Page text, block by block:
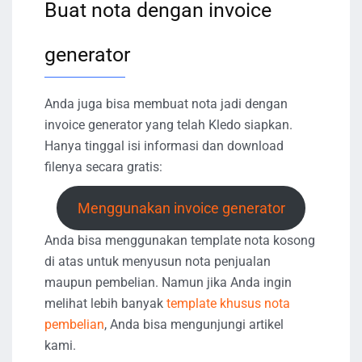
Buat nota dengan invoice
generator
Anda juga bisa membuat nota jadi dengan
invoice generator yang telah Kledo siapkan.
Hanya tinggal isi informasi dan download
filenya secara gratis:
Menggunakan invoice generator
Anda bisa menggunakan template nota kosong
di atas untuk menyusun nota penjualan
maupun pembelian. Namun jika Anda ingin
melihat lebih banyak template khusus nota
pembelian, Anda bisa mengunjungi artikel
kami.